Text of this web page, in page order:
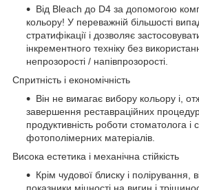
Від Bleach до D4 за допомогою
кольору! У переважній більшості
стратифікації і дозволяє
інкрементного техніку без
непрозорості / напівпрозорості.
Спритність і економічність
Він не вимагає вибору кольору і,
завершення реставраційних
продуктивність роботи стоматолога і
фотополімерних матеріалів.
Висока естетика і механічна стійкість
Крім чудової блиску і полірування,